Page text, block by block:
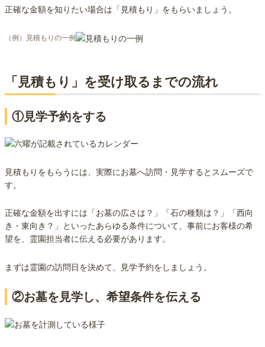
正確な金額を知りたい場合は「見積もり」をもらいましょう。
（例）見積もりの一例
「見積もり」を受け取るまでの流れ
①見学予約をする
見積もりをもらうには、実際にお墓へ訪問・見学するとスムーズで
す。
正確な金額を出すには「お墓の広さは？」「石の種類は？」「西向
き・東向き？」といったあらゆる条件について、事前にお客様の希
望を、霊園担当者に伝える必要があります。
まずは霊園の訪問日を決めて、見学予約をしましょう。
②お墓を見学し、希望条件を伝える